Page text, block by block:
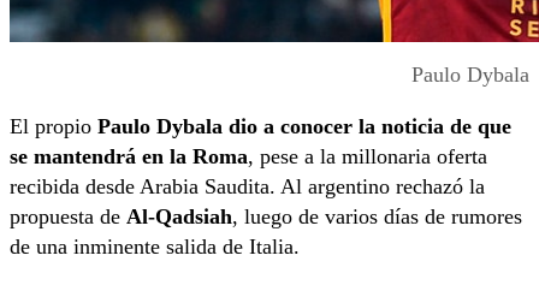
Paulo Dybala
El propio Paulo Dybala dio a conocer la noticia de que
se mantendrá en la Roma, pese a la millonaria oferta
recibida desde Arabia Saudita. Al argentino rechazó la
propuesta de Al-Qadsiah, luego de varios días de rumores
de una inminente salida de Italia.